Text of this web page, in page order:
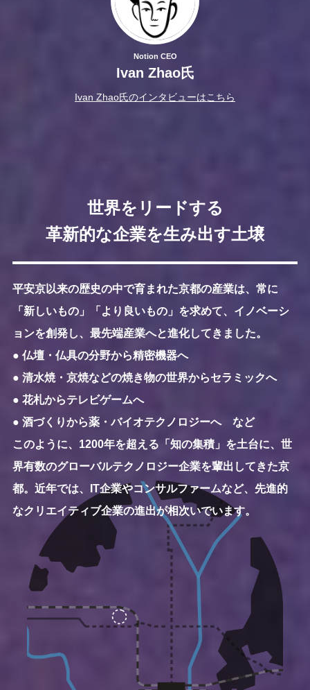
Notion CEO
Ivan Zhao氏
Ivan Zhao氏のインタビューはこちら
世界をリードする
革新的な企業を生み出す土壌
平安京以来の歴史の中で育まれた京都の産業は、常に
「新しいもの」「より良いもの」を求めて、イノベーシ
ョンを創発し、最先端産業へと進化してきました。
● 仏壇・仏具の分野から精密機器へ
● 清水焼・京焼などの焼き物の世界からセラミックへ
● 花札からテレビゲームへ
● 酒づくりから薬・バイオテクノロジーへ など
このように、1200年を超える「知の集積」を土台に、世
界有数のグローバルテクノロジー企業を輩出してきた京
都。近年では、IT企業やコンサルファームなど、先進的
なクリエイティブ企業の進出が相次いでいます。